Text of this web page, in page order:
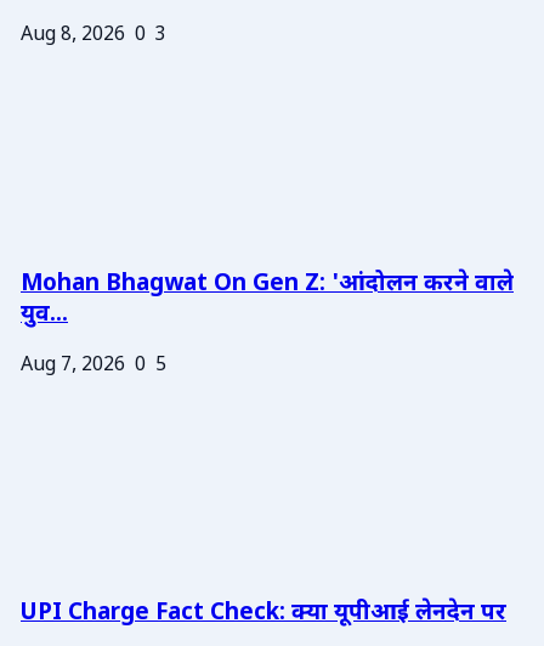
Aug 8, 2026 0 3
Mohan Bhagwat On Gen Z: 'आंदोलन करने वाले
युव...
Aug 7, 2026 0 5
UPI Charge Fact Check: क्या यूपीआई लेनदेन पर